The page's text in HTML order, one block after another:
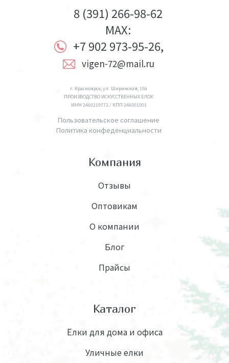
8 (391) 266-98-62
MAX:
+7 902 973-95-26,
vigen-72@mail.ru
г. Красноярск, ул. Ширинская, 19а
ПРОИЗВОДСТВО ИСКУССТВЕННЫХ ЕЛОК
ИНН 2460219772 / КПП 246001001
Пользовательское соглашение
Политика конфеденциальности
Компания
Отзывы
Оптовикам
О компании
Блог
Прайсы
Каталог
Ёлки для дома и офиса
Уличные елки